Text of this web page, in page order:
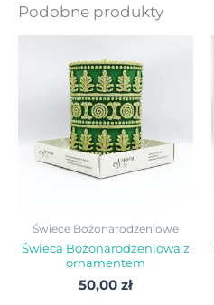
Podobne produkty
Świece Bożonarodzeniowe
Świeca Bożonarodzeniowa z
ornamentem
50,00 zł